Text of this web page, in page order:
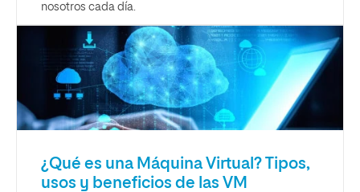
nosotros cada día.
¿Qué es una Máquina Virtual? Tipos,
usos y beneficios de las VM